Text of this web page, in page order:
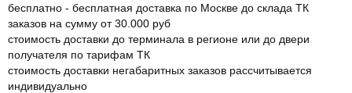
бесплатно - бесплатная доставка по Москве до склада ТК
заказов на сумму от 30.000 руб
стоимость доставки до терминала в регионе или до двери
получателя по тарифам ТК
стоимость доставки негабаритных заказов рассчитывается
индивидуально